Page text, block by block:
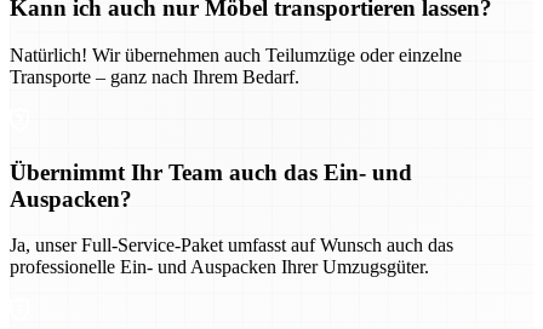
Kann ich auch nur Möbel transportieren lassen?
Natürlich! Wir übernehmen auch Teilumzüge oder einzelne
Transporte – ganz nach Ihrem Bedarf.
Übernimmt Ihr Team auch das Ein- und
Auspacken?
Ja, unser Full-Service-Paket umfasst auf Wunsch auch das
professionelle Ein- und Auspacken Ihrer Umzugsgüter.